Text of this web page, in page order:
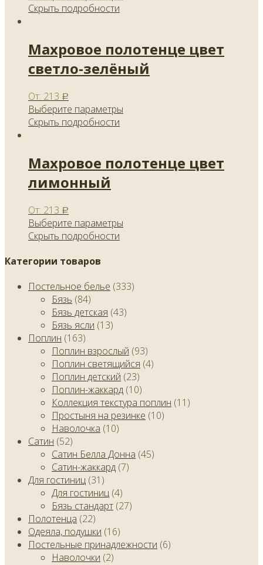
Скрыть подробности
Махровое полотенце цвет
светло-зелёный
От: 213 Р
Выберите параметры
Скрыть подробности
Махровое полотенце цвет
лимонный
От: 213 Р
Выберите параметры
Скрыть подробности
Категории товаров
Постельное белье (333)
Бязь (84)
Бязь детская (43)
Бязь ясли (13)
Поплин (163)
Поплин взрослый (93)
Поплин светящийся (4)
Поплин детский (23)
Поплин-жаккард (10)
Коллекция текстура поплин (11)
Простыня на резинке (10)
Наволочка (10)
Сатин (52)
Сатин Белла Донна (45)
Сатин-жаккард (7)
Для гостиниц (31)
Для гостиниц (4)
Бязь стандарт (27)
Полотенца (22)
Одеяла, подушки (16)
Постельные принадлежности (6)
Наволочки (2)